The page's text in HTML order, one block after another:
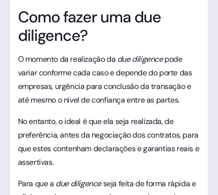
Como fazer uma due
diligence?
O momento da realização da due diligencepode
variar conforme cada caso e depende do porte das
empresas, urgência para conclusão da transação e
até mesmo o nível de confiança entre as partes.
No entanto, o ideal é que ela seja realizada, de
preferência, antes da negociação dos contratos, para
que estes contenham declarações e garantias reais e
assertivas.
Para que a due diligenceseja feita de forma rápida e